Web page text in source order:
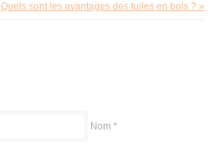
Quels sont les avantages des tuiles en bois ? »
Nom *